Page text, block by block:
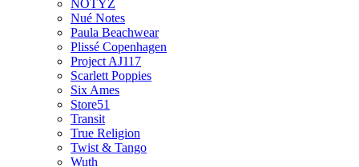
NOTYZ
Nué Notes
Paula Beachwear
Plissé Copenhagen
Project AJ117
Scarlett Poppies
Six Ames
Store51
Transit
True Religion
Twist & Tango
Wuth